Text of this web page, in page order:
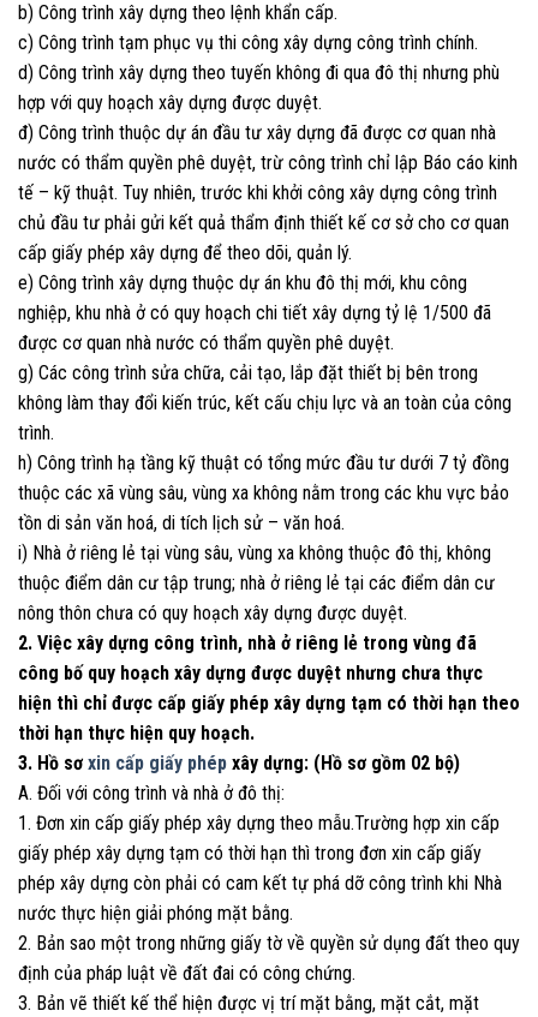
b) Công trình xây dựng theo lệnh khẩn cấp.
c) Công trình tạm phục vụ thi công xây dựng công trình chính.
d) Công trình xây dựng theo tuyến không đi qua đô thị nhưng phù
hợp với quy hoạch xây dựng được duyệt.
đ) Công trình thuộc dự án đầu tư xây dựng đã được cơ quan nhà
nước có thẩm quyền phê duyệt, trừ công trình chỉ lập Báo cáo kinh
tế – kỹ thuật. Tuy nhiên, trước khi khởi công xây dựng công trình
chủ đầu tư phải gửi kết quả thẩm định thiết kế cơ sở cho cơ quan
cấp giấy phép xây dựng để theo dõi, quản lý.
e) Công trình xây dựng thuộc dự án khu đô thị mới, khu công
nghiệp, khu nhà ở có quy hoạch chi tiết xây dựng tỷ lệ 1/500 đã
được cơ quan nhà nước có thẩm quyền phê duyệt.
g) Các công trình sửa chữa, cải tạo, lắp đặt thiết bị bên trong
không làm thay đổi kiến trúc, kết cấu chịu lực và an toàn của công
trình.
h) Công trình hạ tầng kỹ thuật có tổng mức đầu tư dưới 7 tỷ đồng
thuộc các xã vùng sâu, vùng xa không nằm trong các khu vực bảo
tồn di sản văn hoá, di tích lịch sử – văn hoá.
i) Nhà ở riêng lẻ tại vùng sâu, vùng xa không thuộc đô thị, không
thuộc điểm dân cư tập trung; nhà ở riêng lẻ tại các điểm dân cư
nông thôn chưa có quy hoạch xây dựng được duyệt.
2. Việc xây dựng công trình, nhà ở riêng lẻ trong vùng đã
công bố quy hoạch xây dựng được duyệt nhưng chưa thực
hiện thì chỉ được cấp giấy phép xây dựng tạm có thời hạn theo
thời hạn thực hiện quy hoạch.
3. Hồ sơ xin cấp giấy phép xây dựng: (Hồ sơ gồm 02 bộ)
A. Đối với công trình và nhà ở đô thị:
1. Đơn xin cấp giấy phép xây dựng theo mẫu.Trường hợp xin cấp
giấy phép xây dựng tạm có thời hạn thì trong đơn xin cấp giấy
phép xây dựng còn phải có cam kết tự phá dỡ công trình khi Nhà
nước thực hiện giải phóng mặt bằng.
2. Bản sao một trong những giấy tờ về quyền sử dụng đất theo quy
định của pháp luật về đất đai có công chứng.
3. Bản vẽ thiết kế thể hiện được vị trí mặt bằng, mặt cắt, mặt